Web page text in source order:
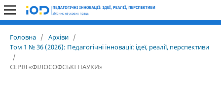
Головна / Архіви /
Том 1 № 36 (2026): Педагогічні інновації: ідеї, реалії, перспективи
/
СЕРІЯ «ФІЛОСОФСЬКІ НАУКИ»